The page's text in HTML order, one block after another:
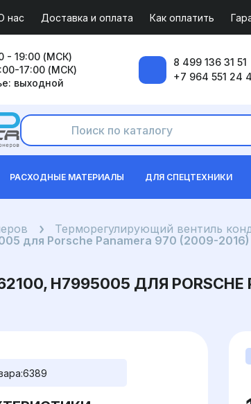
нас Доставка и оплата Как оплатить
- 19:00 (МСК)
17:00 (МСК)
выходной
8 499 136 31 51
+7 964 551 24
РАСХОДНЫЕ МАТЕРИАЛЫ ДЛЯ СПЕЦТЕХНИКИ
Терморегулирующий вентиль
для Porsche Panamera 970 (2009-2016)
H7995005 ДЛЯ PORSCHE
6389